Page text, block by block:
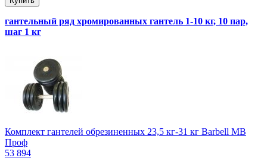
гантельный ряд хромированных гантель 1-10 кг, 10 пар,
шаг 1 кг
Комплект гантелей обрезиненных 23,5 кг-31 кг Barbell MB
Проф
53 894